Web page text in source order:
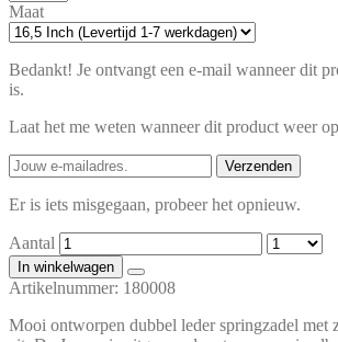
Maat
Bedankt! Je ontvangt een e-mail wanneer dit
is.
Laat het me weten wanneer dit product weer
Verzenden
Er is iets misgegaan, probeer het opnieuw.
Aantal
In winkelwagen
Artikelnummer: 180008
Mooi ontworpen dubbel leder springzadel met